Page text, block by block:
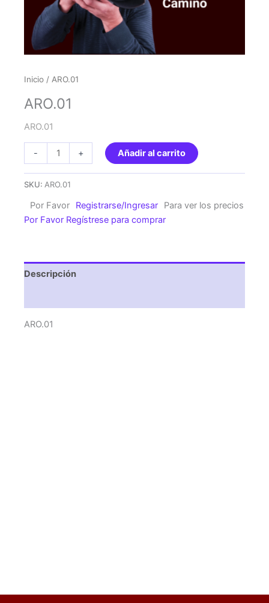
Inicio / ARO.01
ARO.01
ARO.01
-
cantidad
+ Añadir al carrito
SKU: ARO.01
Por Favor Registrarse/Ingresar
Para ver los precios
Por Favor Regístrese para comprar
Descripción
ARO.01